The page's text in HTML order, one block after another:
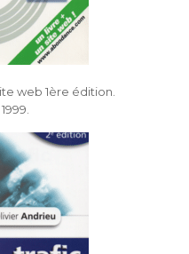
web 1ère édition.